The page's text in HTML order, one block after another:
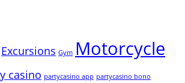
Excursions Gym Motorcycle
casino partycasino app partycasino bono